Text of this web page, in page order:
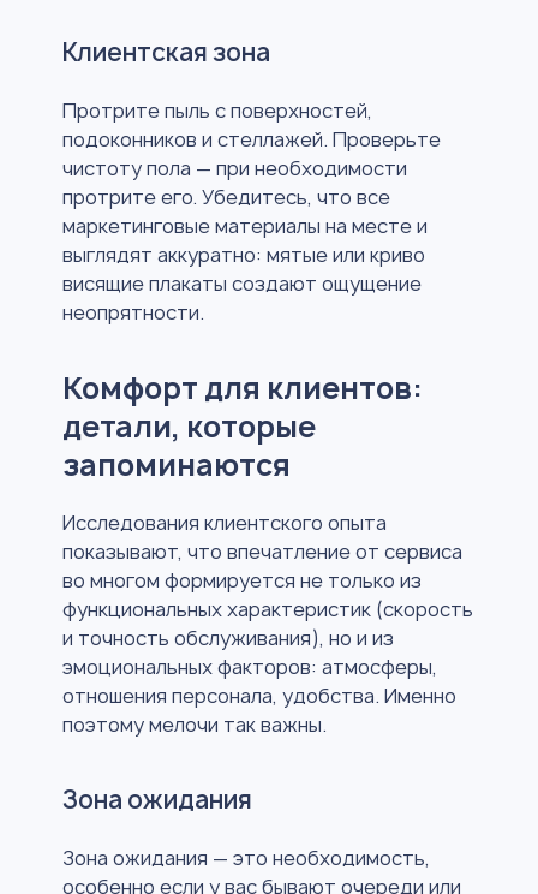
Клиентская зона
Протрите пыль с поверхностей,
подоконников и стеллажей. Проверьте
чистоту пола — при необходимости
протрите его. Убедитесь, что все
маркетинговые материалы на месте и
выглядят аккуратно: мятые или криво
висящие плакаты создают ощущение
неопрятности.
Комфорт для клиентов:
детали, которые
запоминаются
Исследования клиентского опыта
показывают, что впечатление от сервиса
во многом формируется не только из
функциональных характеристик (скорость
и точность обслуживания), но и из
эмоциональных факторов: атмосферы,
отношения персонала, удобства. Именно
поэтому мелочи так важны.
Зона ожидания
Зона ожидания — это необходимость,
особенно если у вас бывают очереди или